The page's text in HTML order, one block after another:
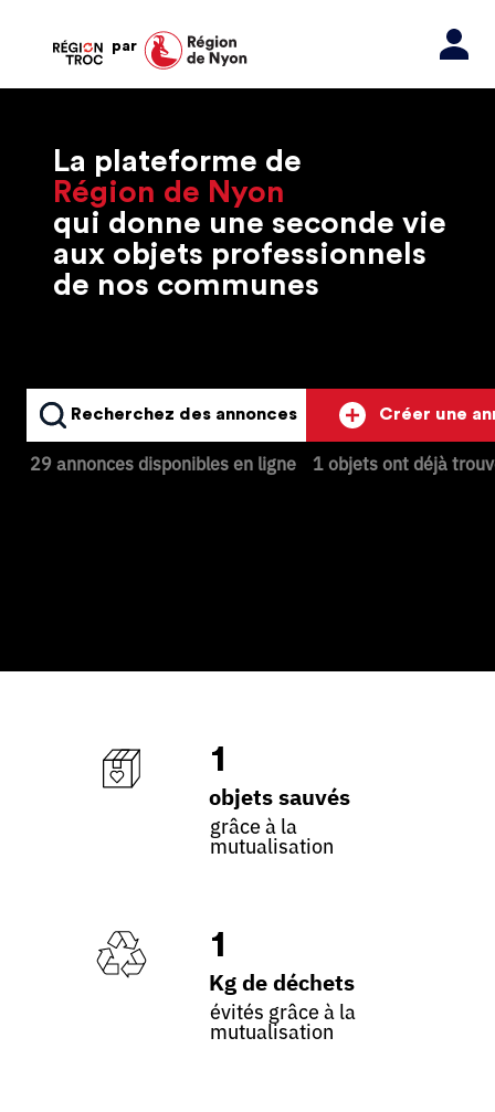
par
La plateforme de
Région de Nyon
qui donne une seconde vie
aux objets professionnels
de nos communes
Recherchez des annonces
29 annonces disponibles en ligne
Créer une
1 objets ont déjà
1
objets sauvés
grâce à la
mutualisation
1
Kg de déchets
évités grâce à la
mutualisation